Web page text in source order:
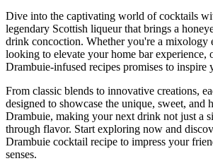
Dive into the captivating world of cocktails
legendary Scottish liqueur that brings a
drink concoction. Whether you're a mixology
looking to elevate your home bar experience,
Drambuie-infused recipes promises to inspire
From classic blends to innovative creations,
designed to showcase the unique, sweet, and
Drambuie, making your next drink not just a
through flavor. Start exploring now and
Drambuie cocktail recipe to impress your
senses.